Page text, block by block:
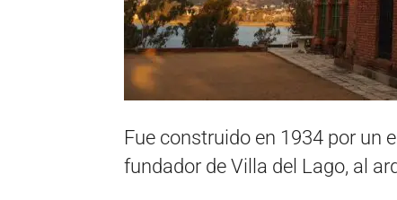
Fue construido en 1934 por un
fundador de Villa del Lago, al